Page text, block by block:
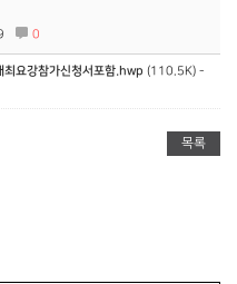
0
요강참가신청서포함.hwp (110.5K) -
목록